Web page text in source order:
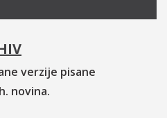
verzije pisane
novina.